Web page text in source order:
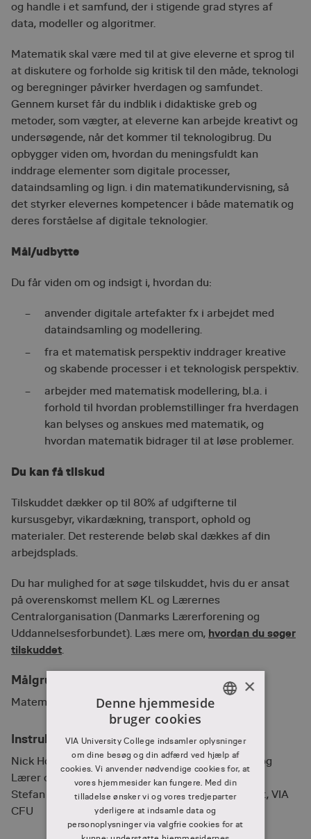
og handle i et samfund, der i stigende grad styres af
data, modeller og algoritmer.
Matematik skal være med til at give eleverne et sprog til
at diskutere og forholde sig kritisk til den måde, teknologi
og beregninger påvirker hverdagen og samfundet.
Gennem kurset får du indblik i didaktiske greb og
metoder, som vægter, at eleverne kan arbejde kreativt og
undersøgende, når det kommer til teknologibrug. Du
opbygger viden om, hvordan du meningsfuldt kan
inddrage elementer som digitale processer,
dataindsamling og lign. i din matematikundervisning, så
det styrker elevernes kompetencer i både matematik og
deres forståelse af digitale teknologier.
Mål/udbytte
Du får viden om og indsigt i, hvordan du:
anvender digitale artefakter fx i arbejdet med
dataindsamling og modellering.
fra et matematisk perspektiv inddrager kreative
og skabende processer i et teknologisk perspektiv.
arbejder med matematisk modellering, bl.a. i
forhold til hvordan problemstillinger fra hverdagen
kan belyses og anskues med matematik, og
hvordan matematik bidrager til at løse problemer.
Du kan få tilskud
Tilskuddet dækker op til 80% af udgifterne til
kursusgebyr, vikardækning, transport, ophold og
materialer. Det resterende beløb skal dækkes af din
arbejdsplads.
Du har mulighed for at søge tilskuddet, hvis du er ansat
på overenskomst mellem KL og Lærernes
Centralorganisation (Danmarks Lærerforening og
Uddannelsesforbundet).​ Læs mere om, hvordan du søger
tilskuddet.
Målgruppe
Matematiklærere på mellemtrinnet
Instruktører
Nick Hougaard - Pædagogisk konsulent, VIA CFU og
Lærer og beskikket censor i matematik
Stefan Mandal Mortensen - Pædagogisk konsulent, VIA
CFU
DANISH
×
Denne hjemmeside
bruger cookies
VIA University College indsamler oplysninger
om dine besøg og din adfærd ved hjælp af
cookies. Vi anvender nødvendige cookies for, at
vores hjemmesider kan fungere. Med din
tilladelse ønsker vi og vores tredjeparter
yderligere at indsamle data og
personoplysninger via valgfrie cookies for at